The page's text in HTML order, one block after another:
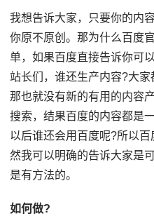
我想告诉大家，只要你的内
你原不原创。那为什么百度
单，如果百度直接告诉你可
站长们，谁还生产内容?大家
那也就没有新的有用的内容
搜索，结果百度的内容都是
以后谁还会用百度呢?所以
然我可以明确的告诉大家是
是有方法的。
如何做?